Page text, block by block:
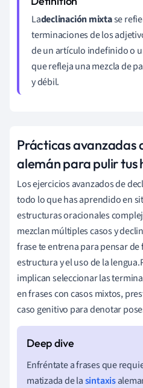
Ladeclinación mixtase
terminaciones de los
de un artículo indefinido o
que refleja una mezcla de
y débil.
Prácticas avanzadas
alemán para pulir tus
Los ejercicios avanzados de
todo lo que has aprendido en
estructuras oracionales
mezclan múltiples casos y
frase te entrena para pensar
estructura y el uso de la
implican seleccionar las
en frases con casos mixtos,
caso genitivo para denotar
Enfréntate a frases que
matizada de lasintaxis